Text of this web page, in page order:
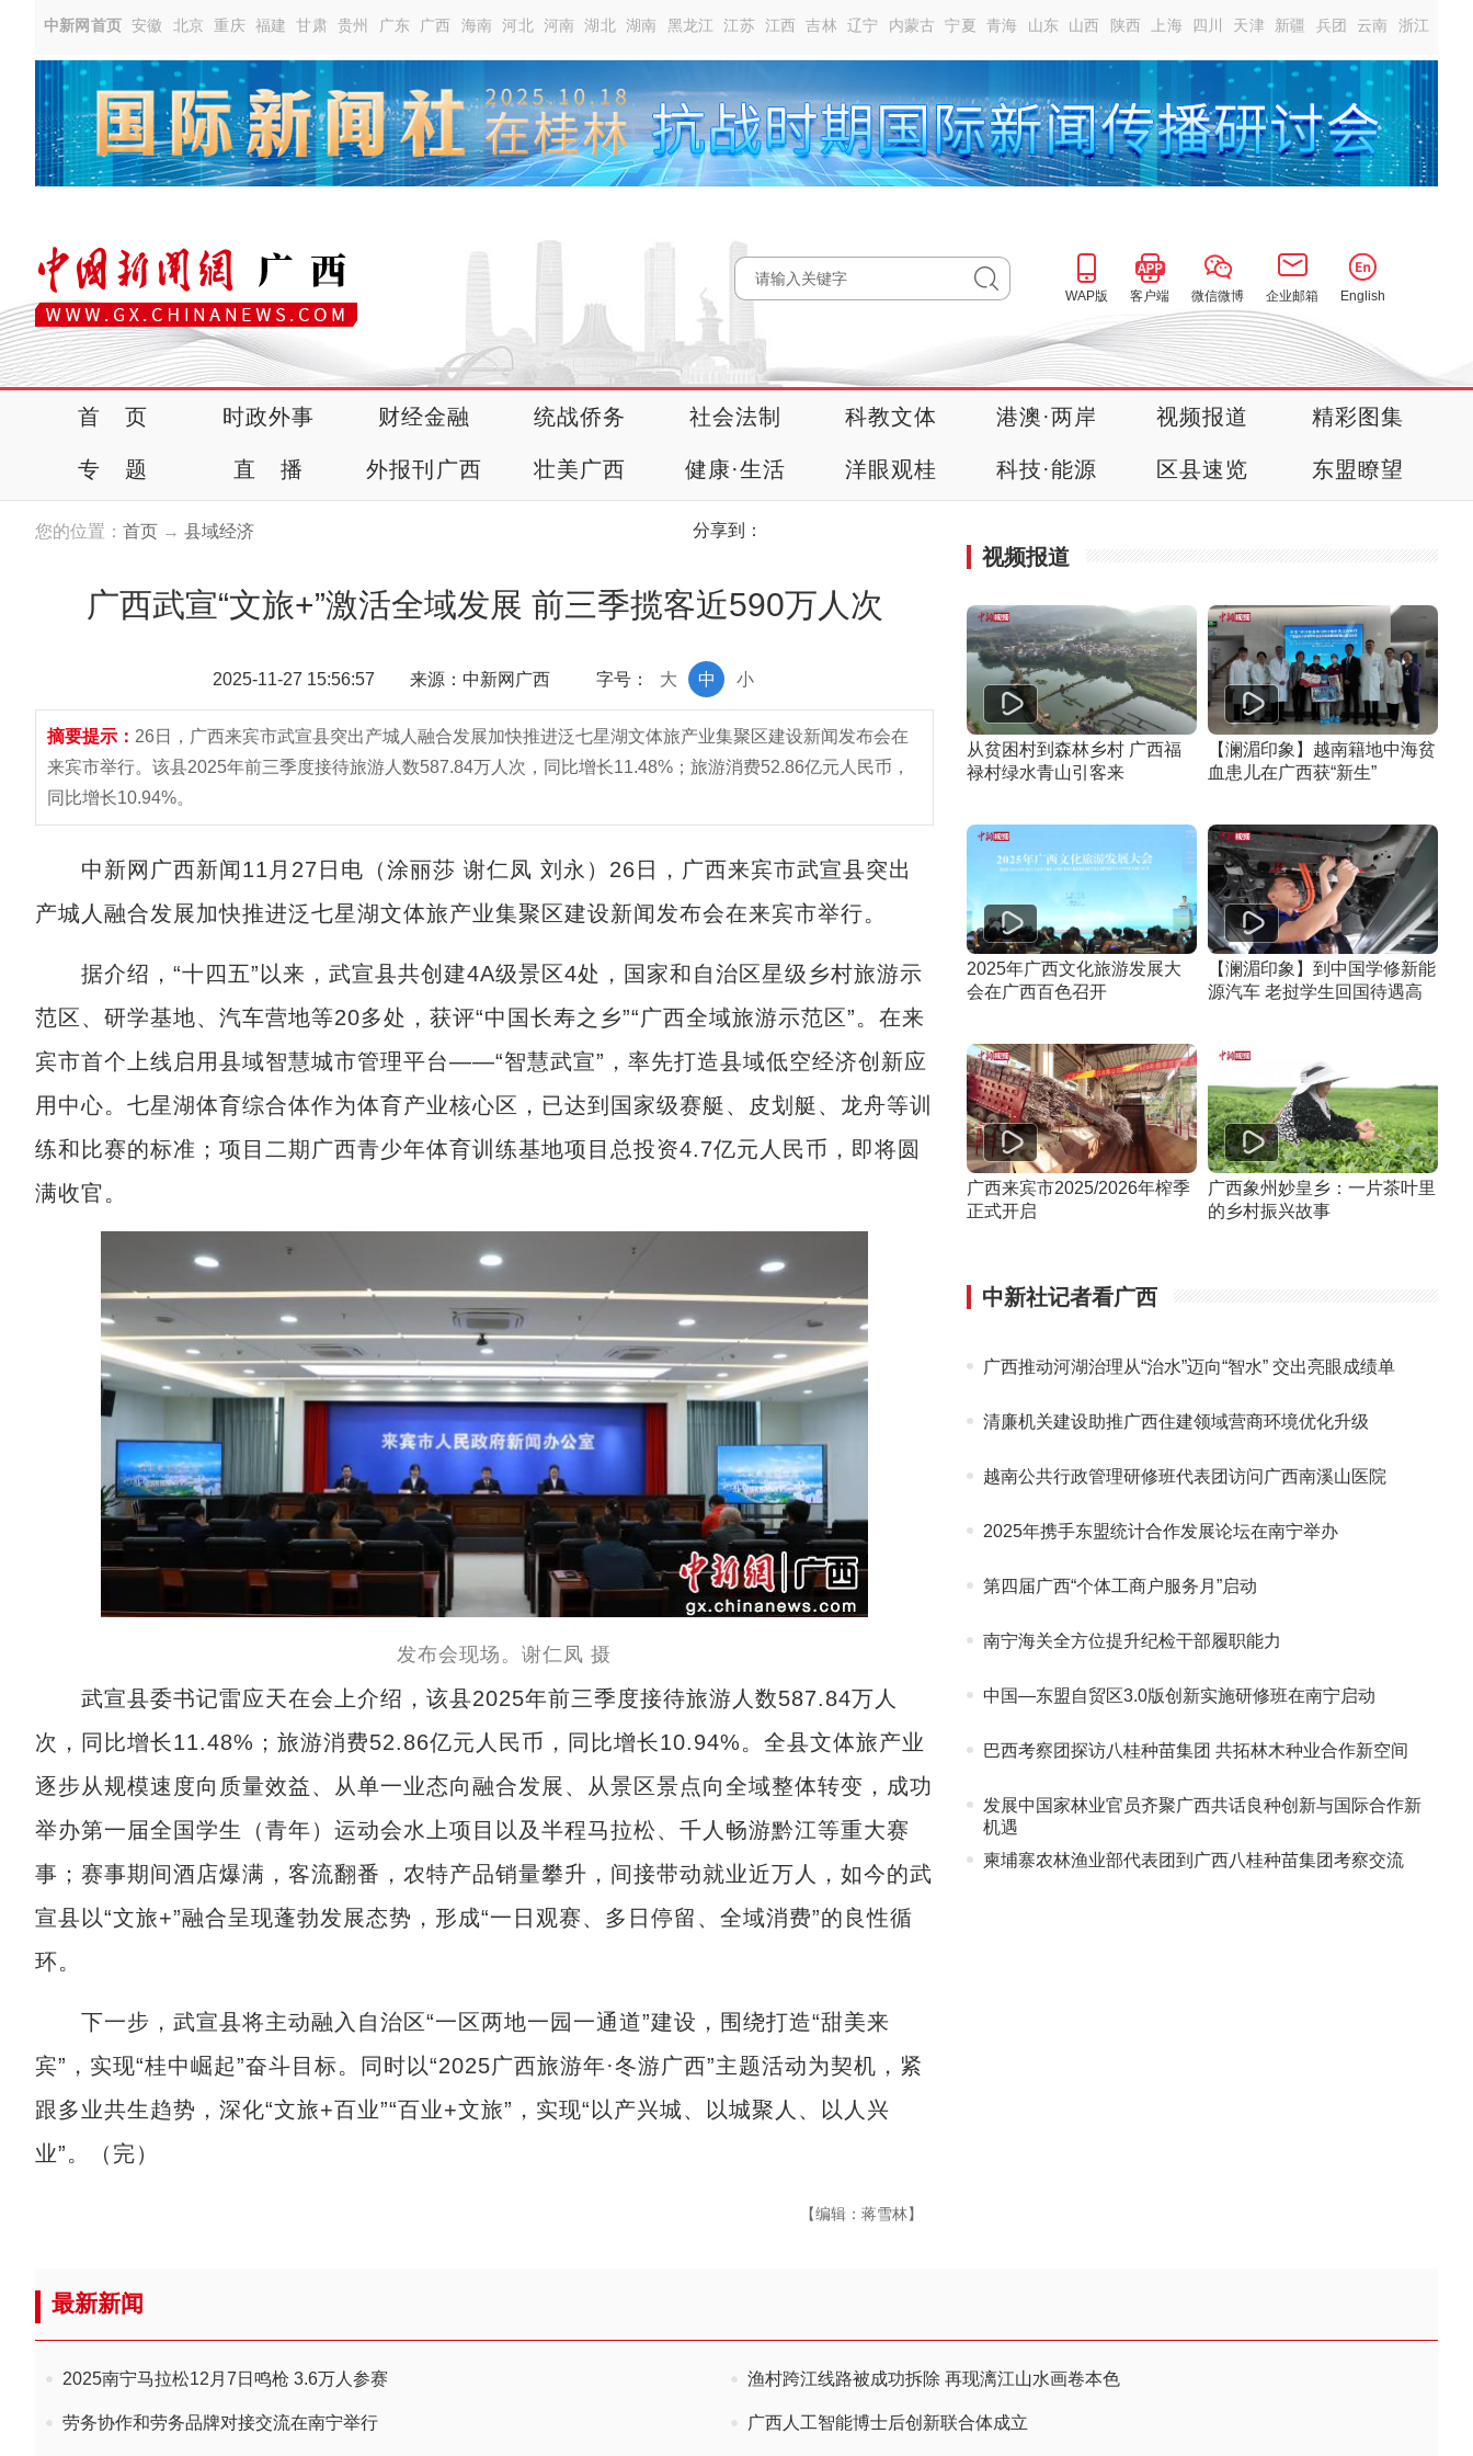
中新网首页 安徽 北京 重庆 福建 甘肃 贵州 广东 广西 海南 河北 河南 湖北 湖南 黑龙江 江苏 江西 吉林 辽宁 内蒙古 宁夏 青海 山东 山西 陕西 上海 四川 天津 新疆 兵团 云南 浙江
WAP版 客户端 微信微博 企业邮箱 English
首 页 时政外事 财经金融 统战侨务 社会法制 科教文体 港澳·两岸 视频报道 精彩图集
专 题 直 播 外报刊广西 壮美广西 健康·生活 洋眼观桂 科技·能源 区县速览 东盟瞭望
您的位置： 首页 → 县域经济 分享到：
广西武宣“文旅+”激活全域发展 前三季揽客近590万人次
2025-11-27 15:56:57 来源：中新网广西 字号： 小
中
大
摘要提示： 26日，广西来宾市武宣县突出产城人融合发展加快推进泛七星湖文体旅产业集聚区建设新闻发布会在
来宾市举行。该县2025年前三季度接待旅游人数587.84万人次，同比增长11.48%；旅游消费52.86亿元人民币，
同比增长10.94%。
中新网广西新闻11月27日电（涂丽莎 谢仁凤 刘永）26日，广西来宾市武宣县突出
产城人融合发展加快推进泛七星湖文体旅产业集聚区建设新闻发布会在来宾市举行。
据介绍，“十四五”以来，武宣县共创建4A级景区4处，国家和自治区星级乡村旅游示
范区、研学基地、汽车营地等20多处，获评“中国长寿之乡”“广西全域旅游示范区”。在来
宾市首个上线启用县域智慧城市管理平台——“智慧武宣”，率先打造县域低空经济创新应
用中心。七星湖体育综合体作为体育产业核心区，已达到国家级赛艇、皮划艇、龙舟等训
练和比赛的标准；项目二期广西青少年体育训练基地项目总投资4.7亿元人民币，即将圆
满收官。
发布会现场。谢仁凤 摄
武宣县委书记雷应天在会上介绍，该县2025年前三季度接待旅游人数587.84万人
次，同比增长11.48%；旅游消费52.86亿元人民币，同比增长10.94%。全县文体旅产业
逐步从规模速度向质量效益、从单一业态向融合发展、从景区景点向全域整体转变，成功
举办第一届全国学生（青年）运动会水上项目以及半程马拉松、千人畅游黔江等重大赛
事；赛事期间酒店爆满，客流翻番，农特产品销量攀升，间接带动就业近万人，如今的武
宣县以“文旅+”融合呈现蓬勃发展态势，形成“一日观赛、多日停留、全域消费”的良性循
环。
下一步，武宣县将主动融入自治区“一区两地一园一通道”建设，围绕打造“甜美来
宾”，实现“桂中崛起”奋斗目标。同时以“2025广西旅游年·冬游广西”主题活动为契机，紧
跟多业共生趋势，深化“文旅+百业”“百业+文旅”，实现“以产兴城、以城聚人、以人兴
业”。（完）
【编辑：蒋雪林】
视频报道
从贫困村到森林乡村 广西福
禄村绿水青山引客来
【澜湄印象】越南籍地中海贫
血患儿在广西获“新生”
2025年广西文化旅游发展大
会在广西百色召开
【澜湄印象】到中国学修新能
源汽车 老挝学生回国待遇高
广西来宾市2025/2026年榨季
正式开启
广西象州妙皇乡：一片茶叶里
的乡村振兴故事
中新社记者看广西
广西推动河湖治理从“治水”迈向“智水” 交出亮眼成绩单
清廉机关建设助推广西住建领域营商环境优化升级
越南公共行政管理研修班代表团访问广西南溪山医院
2025年携手东盟统计合作发展论坛在南宁举办
第四届广西“个体工商户服务月”启动
南宁海关全方位提升纪检干部履职能力
中国—东盟自贸区3.0版创新实施研修班在南宁启动
巴西考察团探访八桂种苗集团 共拓林木种业合作新空间
发展中国家林业官员齐聚广西共话良种创新与国际合作新
机遇
柬埔寨农林渔业部代表团到广西八桂种苗集团考察交流
最新新闻
2025南宁马拉松12月7日鸣枪 3.6万人参赛 渔村跨江线路被成功拆除 再现漓江山水画卷本色
劳务协作和劳务品牌对接交流在南宁举行 广西人工智能博士后创新联合体成立